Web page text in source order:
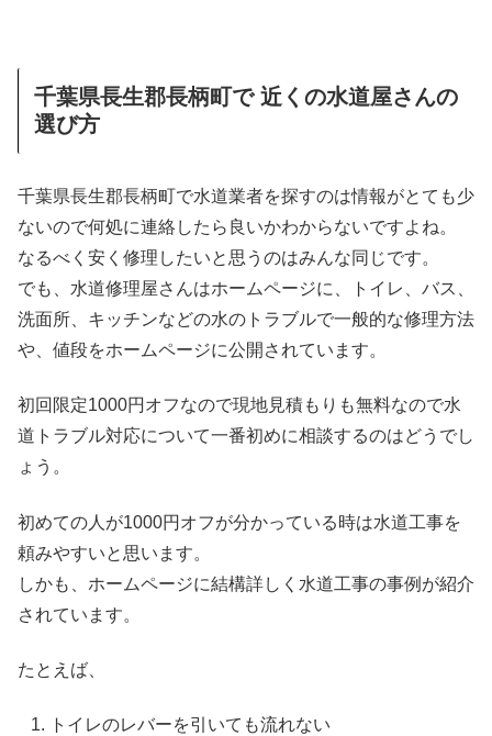
千葉県長生郡長柄町で 近くの水道屋さんの
選び方
千葉県長生郡長柄町で水道業者を探すのは情報がとても少
ないので何処に連絡したら良いかわからないですよね。
なるべく安く修理したいと思うのはみんな同じです。
でも、水道修理屋さんはホームページに、トイレ、バス、
洗面所、キッチンなどの水のトラブルで一般的な修理方法
や、値段をホームページに公開されています。
初回限定1000円オフなので現地見積もりも無料なので水
道トラブル対応について一番初めに相談するのはどうでし
ょう。
初めての人が1000円オフが分かっている時は水道工事を
頼みやすいと思います。
しかも、ホームページに結構詳しく水道工事の事例が紹介
されています。
たとえば、
トイレのレバーを引いても流れない